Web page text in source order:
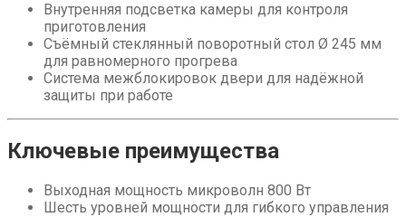
Внутренняя подсветка камеры для контроля
приготовления
Съёмный стеклянный поворотный стол Ø 245 мм
для равномерного прогрева
Система межблокировок двери для надёжной
защиты при работе
Ключевые преимущества
Выходная мощность микроволн 800 Вт
Шесть уровней мощности для гибкого управления